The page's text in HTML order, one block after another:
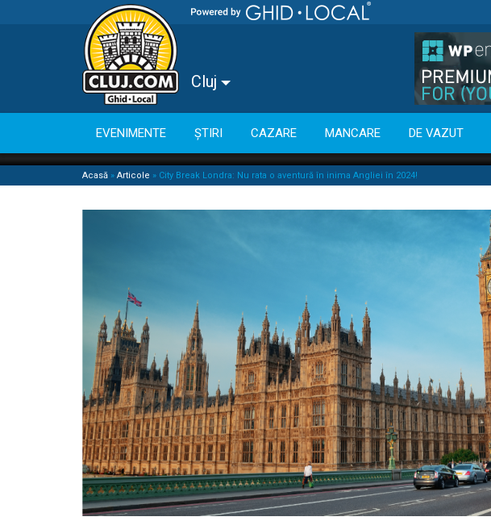
Cluj
EVENIMENTE ȘTIRI CAZARE MANCARE DE VAZUT
Acasă » Articole » City Break Londra: Nu rata o aventură în inima Angliei în 2024!